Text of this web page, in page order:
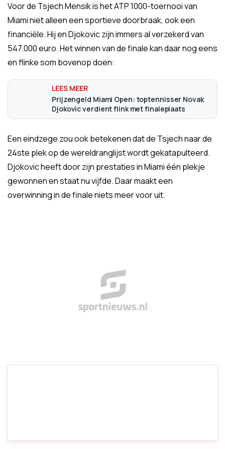
Voor de Tsjech Mensik is het ATP 1000-toernooi van
Miami niet alleen een sportieve doorbraak, ook een
financiële. Hij en Djokovic zijn immers al verzekerd van
547.000 euro. Het winnen van de finale kan daar nog eens
en flinke som bovenop doen:
Prijzengeld Miami Open: toptennisser Novak
Djokovic verdient flink met finaleplaats
Een eindzege zou ook betekenen dat de Tsjech naar de
24ste plek op de wereldranglijst wordt gekatapulteerd.
Djokovic heeft door zijn prestaties in Miami één plekje
gewonnen en staat nu vijfde. Daar maakt een
overwinning in de finale niets meer voor uit.